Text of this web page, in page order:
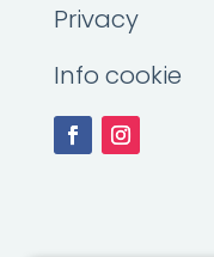
Privacy
Info cookie